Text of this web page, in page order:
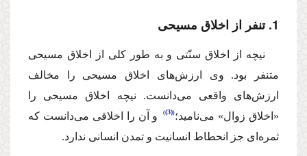
1. تنفر از اخلاق مسیحی‌
‌نیچه‌ از اخلاق سنّتی و به طور كلی از اخلاق مسیحی
متنفر بود. وی ارزش‌های اخلاق مسیحی را مخالف
ارزش‌های واقعی می‌دانست. ‌نیچه‌ اخلاق مسیحی را
«اخلاق زوال» می‌نامید؛ (3)
‌ و آن را اخلاقی می‌دانست كه
ثمره‌ای جز انحطاط انسانیت و تمدن انسانی ندارد.